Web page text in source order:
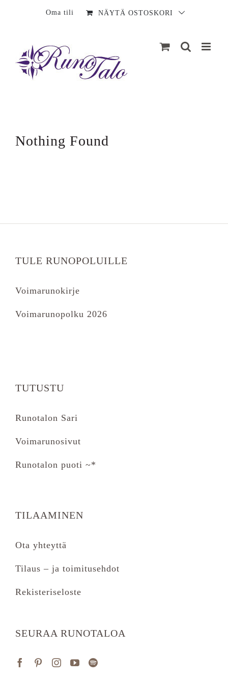
Oma tili NÄYTÄ OSTOSKORI
Nothing Found
TULE RUNOPOLUILLE
Voimarunokirje
Voimarunopolku 2026
TUTUSTU
Runotalon Sari
Voimarunosivut
Runotalon puoti ~*
TILAAMINEN
Ota yhteyttä
Tilaus – ja toimitusehdot
Rekisteriseloste
SEURAA RUNOTALOA